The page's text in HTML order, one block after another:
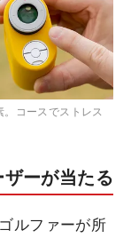
コースでストレス
ーが当たる
ルファーが所